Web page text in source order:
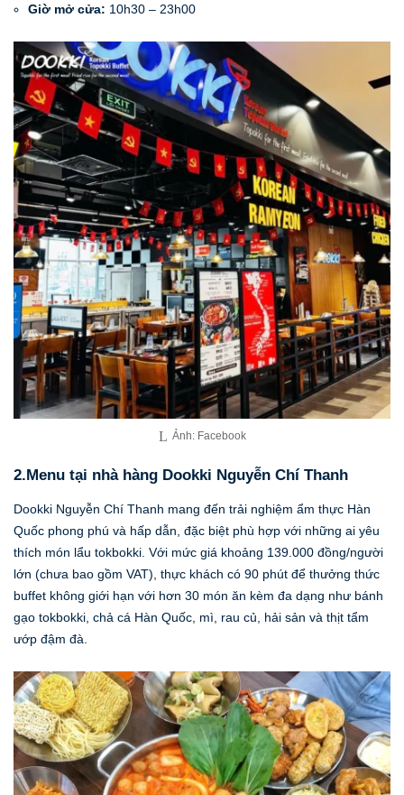
Giờ mở cửa: 10h30 – 23h00
Ảnh: Facebook
2.Menu tại nhà hàng Dookki Nguyễn Chí Thanh
Dookki Nguyễn Chí Thanh mang đến trải nghiệm ẩm thực Hàn
Quốc phong phú và hấp dẫn, đặc biệt phù hợp với những ai yêu
thích món lẩu tokbokki. Với mức giá khoảng 139.000 đồng/người
lớn (chưa bao gồm VAT), thực khách có 90 phút để thưởng thức
buffet không giới hạn với hơn 30 món ăn kèm đa dạng như bánh
gạo tokbokki, chả cá Hàn Quốc, mì, rau củ, hải sản và thịt tẩm
ướp đậm đà.